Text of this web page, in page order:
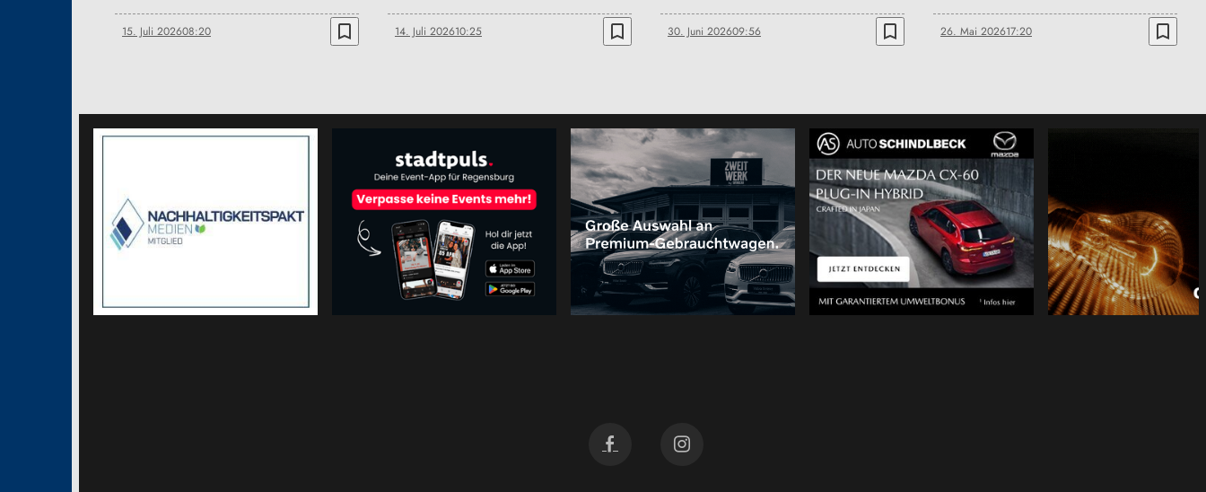
15. Juli 202608:20 bookmark_border 14. Juli 202610:25 bookmark_border 30. Juni 202609:56 bookmark_border 26. Mai 202617:20 bookmark_border